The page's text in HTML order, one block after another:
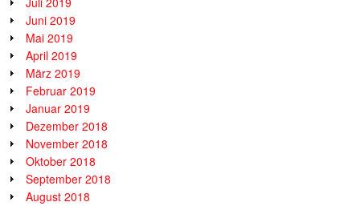
Juni 2019
Mai 2019
April 2019
März 2019
Februar 2019
Januar 2019
Dezember 2018
November 2018
Oktober 2018
September 2018
August 2018